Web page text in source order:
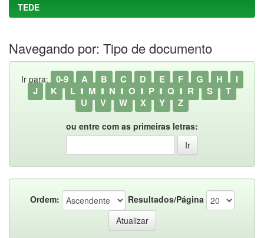
TEDE
Navegando por: Tipo de documento
Ir para: 0-9 A B C D E F G H
I
J
K L M N O P Q R S
T
U
V W X Y Z
ou entre com as primeiras letras:
Ordem: Resultados/Página